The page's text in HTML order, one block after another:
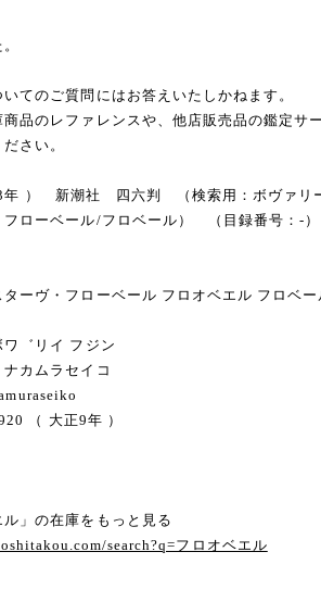
てのご質問にはお答えいたしかねます。
商品のレファレンスや、他店販売品の鑑定サ
さい。
年 ） 新潮社 四六判 （検索用：ボヴァリ
フローベール/フロベール） （目録番号：-）
ターヴ・フローベール フロオベエル フロベ
ワ゛リイ フジン
ナカムラセイコ
（ 大正9年 ）
」の在庫をもっと見る
search?q=フロオベエル